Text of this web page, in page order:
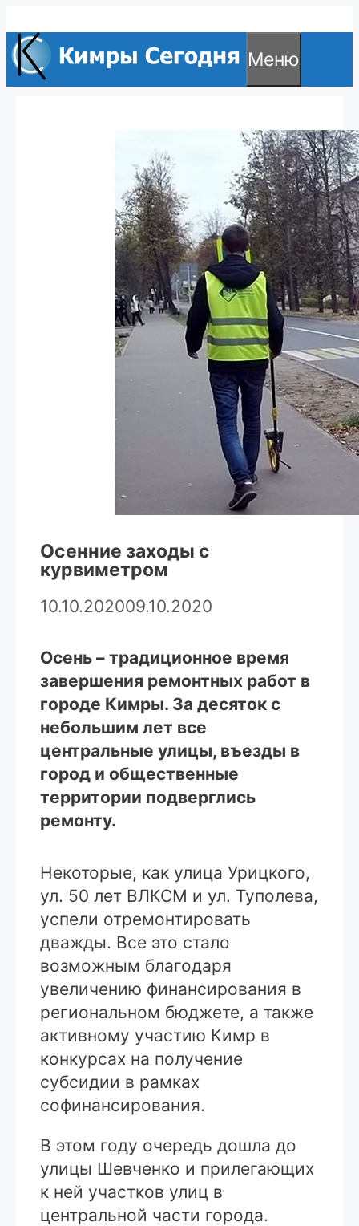
к
содержимому
Меню
Осенние заходы с
курвиметром
10.10.202009.10.2020
Осень – традиционное время
завершения ремонтных работ в
городе Кимры. За десяток с
небольшим лет все
центральные улицы, въезды в
город и общественные
территории подверглись
ремонту.
Некоторые, как улица Урицкого,
ул. 50 лет ВЛКСМ и ул. Туполева,
успели отремонтировать
дважды. Все это стало
возможным благодаря
увеличению финансирования в
региональном бюджете, а также
активному участию Кимр в
конкурсах на получение
субсидии в рамках
софинансирования.
В этом году очередь дошла до
улицы Шевченко и прилегающих
к ней участков улиц в
центральной части города.